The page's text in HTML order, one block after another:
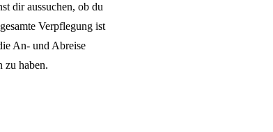
dir aussuchen, ob du
Verpflegung ist
An- und Abreise
zu haben.